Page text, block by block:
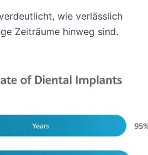
wie verlässlich
Zeiträume hinweg sind.